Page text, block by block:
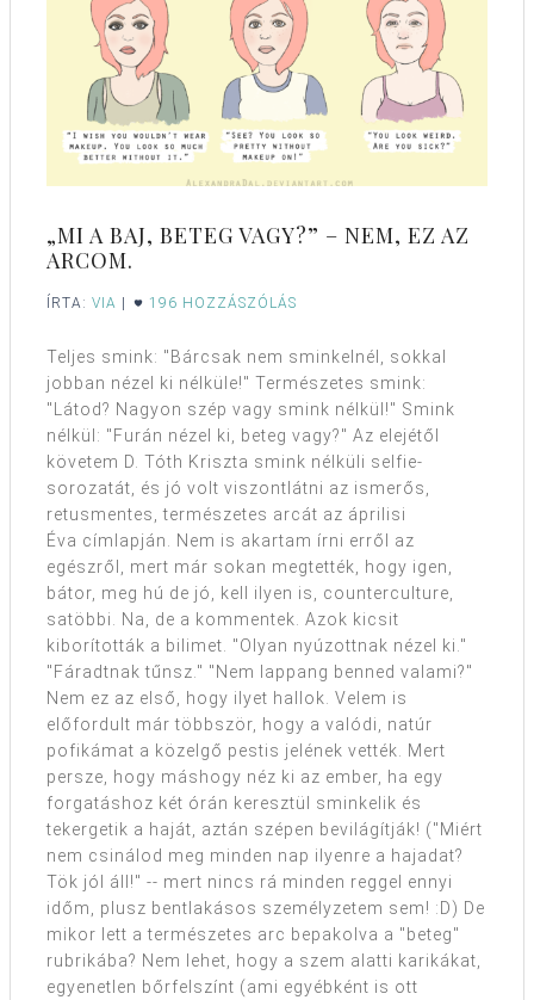
„MI A BAJ, BETEG VAGY?” – NEM, EZ AZ
ARCOM.
ÍRTA: VIA 196 HOZZÁSZÓLÁS
Teljes smink: "Bárcsak nem sminkelnél, sokkal
jobban nézel ki nélküle!" Természetes smink:
"Látod? Nagyon szép vagy smink nélkül!" Smink
nélkül: "Furán nézel ki, beteg vagy?" Az elejétől
követem D. Tóth Kriszta smink nélküli selfie-
sorozatát, és jó volt viszontlátni az ismerős,
retusmentes, természetes arcát az áprilisi
Éva címlapján. Nem is akartam írni erről az
egészről, mert már sokan megtették, hogy igen,
bátor, meg hú de jó, kell ilyen is, counterculture,
satöbbi. Na, de a kommentek. Azok kicsit
kiborították a bilimet. "Olyan nyúzottnak nézel ki."
"Fáradtnak tűnsz." "Nem lappang benned valami?"
Nem ez az első, hogy ilyet hallok. Velem is
előfordult már többször, hogy a valódi, natúr
pofikámat a közelgő pestis jelének vették. Mert
persze, hogy máshogy néz ki az ember, ha egy
forgatáshoz két órán keresztül sminkelik és
tekergetik a haját, aztán szépen bevilágítják! ("Miért
nem csinálod meg minden nap ilyenre a hajadat?
Tök jól áll!" -- mert nincs rá minden reggel ennyi
időm, plusz bentlakásos személyzetem sem! :D) De
mikor lett a természetes arc bepakolva a "beteg"
rubrikába? Nem lehet, hogy a szem alatti karikákat,
egyenetlen bőrfelszínt (ami egyébként is ott